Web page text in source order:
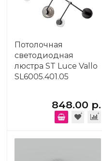
Потолочная
светодиодная
люстра ST Luce Vallo
SL6005.401.05
848.00 р.